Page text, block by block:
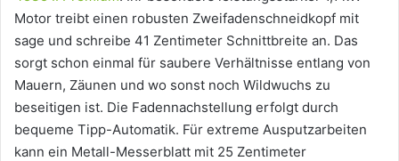
Motor treibt einen robusten Zweifadenschneidkopf mit
sage und schreibe 41 Zentimeter Schnittbreite an. Das
sorgt schon einmal für saubere Verhältnisse entlang von
Mauern, Zäunen und wo sonst noch Wildwuchs zu
beseitigen ist. Die Fadennachstellung erfolgt durch
bequeme Tipp-Automatik. Für extreme Ausputzarbeiten
kann ein Metall-Messerblatt mit 25 Zentimeter